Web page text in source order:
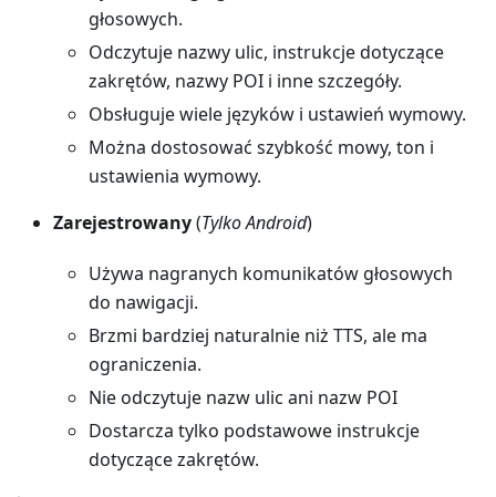
głosowych.
Odczytuje nazwy ulic, instrukcje dotyczące
zakrętów, nazwy POI i inne szczegóły.
Obsługuje wiele języków i ustawień wymowy.
Można dostosować szybkość mowy, ton i
ustawienia wymowy.
Zarejestrowany(Tylko Android)
Używa nagranych komunikatów głosowych
do nawigacji.
Brzmi bardziej naturalnie niż TTS, ale ma
ograniczenia.
Nie odczytuje nazw ulic ani nazw POI
Dostarcza tylko podstawowe instrukcje
dotyczące zakrętów.